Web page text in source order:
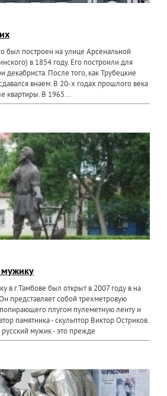
был построен на улице Арсенальной
в 1854 году. Его построили для
После того, как Трубецкие
внаем. В 20-х годах прошлого века
квартиры. В 1965...
мужику
в г.Тамбове был открыт в 2007 году в на
представляет собой трехметровую
плугом пулеметную ленту и
памятника - скульптор Виктор Остриков.
мужик - это прежде